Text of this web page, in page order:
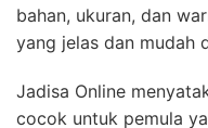
bahan, ukuran, dan
yang jelas dan mudah
Jadisa Online
cocok untuk pemula